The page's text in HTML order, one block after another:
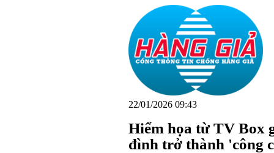
22/01/2026 09:43
Hiểm họa từ TV Box
đình trở thành 'công